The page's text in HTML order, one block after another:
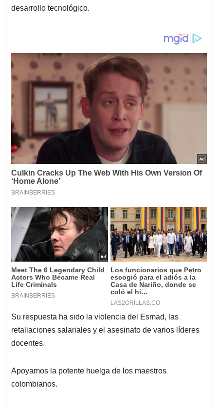
desarrollo tecnológico.
Su respuesta ha sido la violencia del Esmad, las
retaliaciones salariales y el asesinato de varios líderes
docentes.
Apoyamos la potente huelga de los maestros
colombianos.